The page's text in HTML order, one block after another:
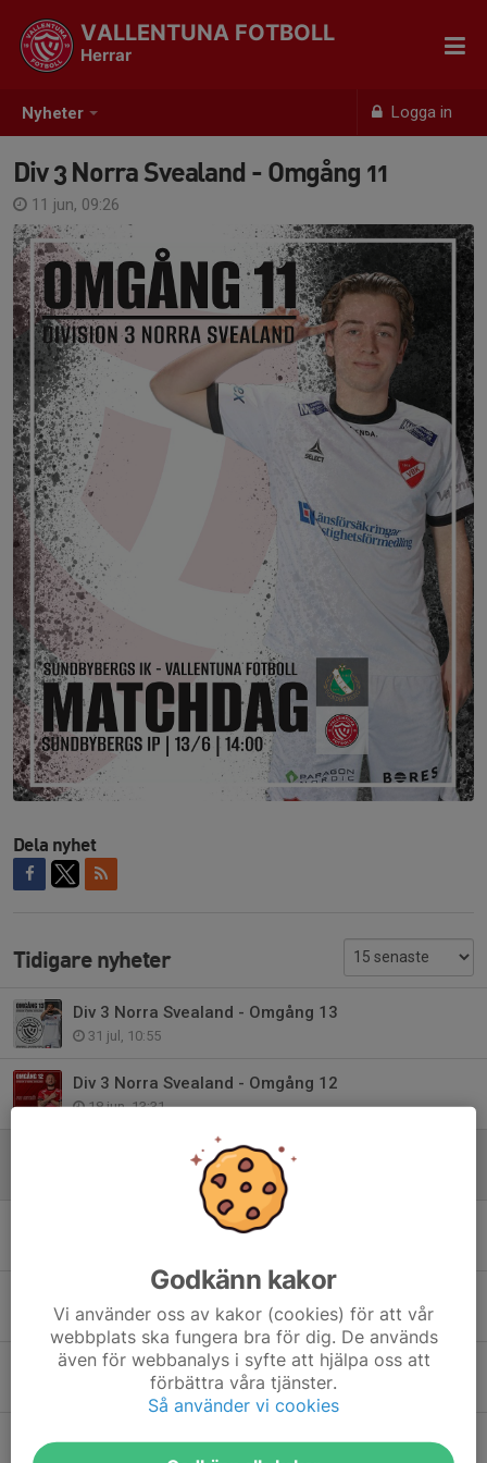
Nyheter Logga in
VALLENTUNA FOTBOLL
Herrar
Div 3 Norra Svealand - Omgång 11
11 jun, 09:26
Dela nyhet
Tidigare nyheter
Div 3 Norra Svealand - Omgång 13
31 jul, 10:55
Div 3 Norra Svealand - Omgång 12
18 jun, 13:31
Div 3 Norra Svealand - Omgång 11
Div 3 Norra Svealand - Omgång 10
Div 3 Norra Svealand - Omgång 9
28 maj, 11:58
Stockholm Cup - Kvartsfinal!
25 maj, 10:05
21 maj, 10:43
Godkänn kakor
Vi använder oss av kakor (cookies) för att vår
webbplats ska fungera bra för dig. De används
även för webbanalys i syfte att hjälpa oss att
förbättra våra tjänster.
Så använder vi cookies